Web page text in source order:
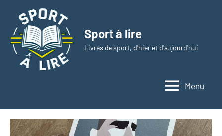
contenu
Sport à lire
Livres de sport, d'hier et d'aujourd'hui
Menu